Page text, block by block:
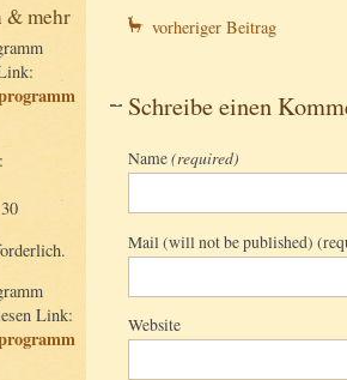
& mehr
Link:
vorheriger Beitrag
Schreibe einen
Name(required)
Mail (will not be published)
Website